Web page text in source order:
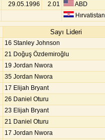
29.05.1996 2.01
ABD
Hırvatistan
Sayı Lideri
16 Stanley Johnson
21 Doğuş Özdemiroğlu
19 Jordan Nwora
35 Jordan Nwora
17 Elijah Bryant
26 Daniel Oturu
23 Elijah Bryant
21 Daniel Oturu
17 Jordan Nwora